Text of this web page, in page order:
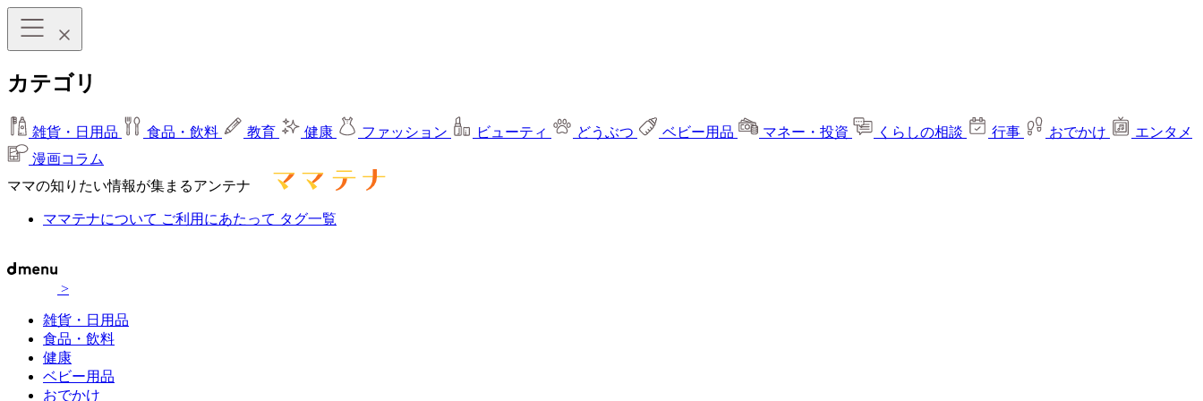
カテゴリ
雑貨・日用品 食品・飲料 教育 健康 ファッション ビューティ どうぶつ ベビー用品 マネー・投資 くらしの相談 行事 おでかけ
エンタメ
漫画コラム
ママの知りたい情報が集まるアンテナ
ママテナについて ご利用にあたって タグ一覧
>
雑貨・日用品
食品・飲料
健康
ベビー用品
おでかけ